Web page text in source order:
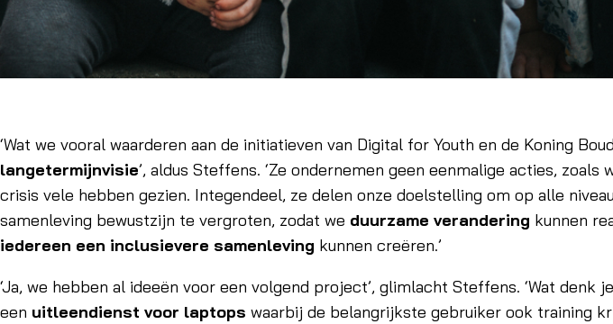
‘Wat we vooral waarderen aan de initiatieven van Digital for Youth en de Koning
langetermijnvisie’, aldus Steffens. ‘Ze ondernemen geen eenmalige acties, zoals
crisis vele hebben gezien. Integendeel, ze delen onze doelstelling om op alle
samenleving bewustzijn te vergroten, zodat we duurzame verandering kunnen
iedereen een inclusievere samenleving kunnen creëren.’
‘Ja, we hebben al ideeën voor een volgend project’, glimlacht Steffens. ‘Wat denk
een uitleendienst voor laptops waarbij de belangrijkste gebruiker ook training